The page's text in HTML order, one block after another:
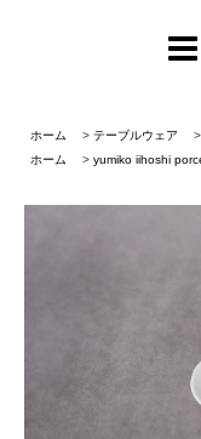
ホーム > テーブルウェア >
ホーム
> yumiko iihoshi